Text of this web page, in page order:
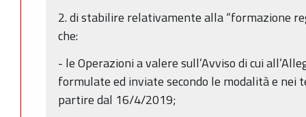
2. di stabilire relativamente alla “formazione
che:
- le Operazioni a valere sull’Avviso di cui
formulate ed inviate secondo le modalità e
partire dal 16/4/2019;